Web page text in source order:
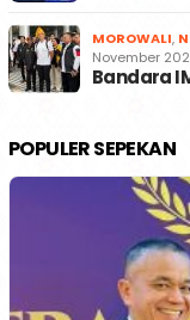
MOROWALI,
November
Bandara
POPULER SEPEKAN